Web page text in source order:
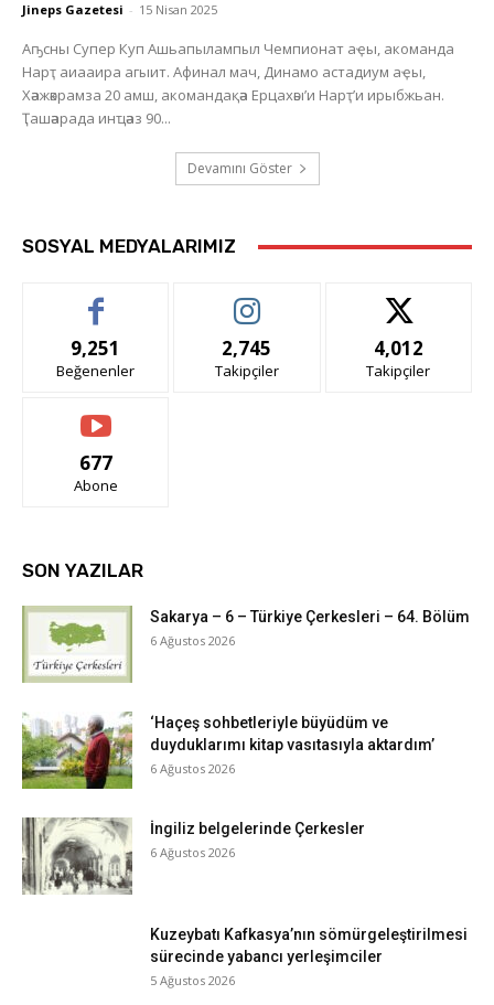
Jineps Gazetesi - 15 Nisan 2025
Аҧсны Супер Куп Ашьапылампыл Чемпионат аҿы, акоманда
Нарҭ аиааира агыит. Афинал мач, Динамо астадиум аҿы,
Хәажәкрамза 20 амш, акомандақәа Ерцахәы’и Нарҭ’и ирыбжьан.
Ҭашәарада инҵәаз 90...
Devamını Göster
SOSYAL MEDYALARIMIZ
9,251
Beğenenler
2,745
Takipçiler
4,012
Takipçiler
677
Abone
SON YAZILAR
Sakarya – 6 – Türkiye Çerkesleri – 64. Bölüm
6 Ağustos 2026
‘Haçeş sohbetleriyle büyüdüm ve
duyduklarımı kitap vasıtasıyla aktardım’
6 Ağustos 2026
İngiliz belgelerinde Çerkesler
6 Ağustos 2026
Kuzeybatı Kafkasya’nın sömürgeleştirilmesi
sürecinde yabancı yerleşimciler
5 Ağustos 2026